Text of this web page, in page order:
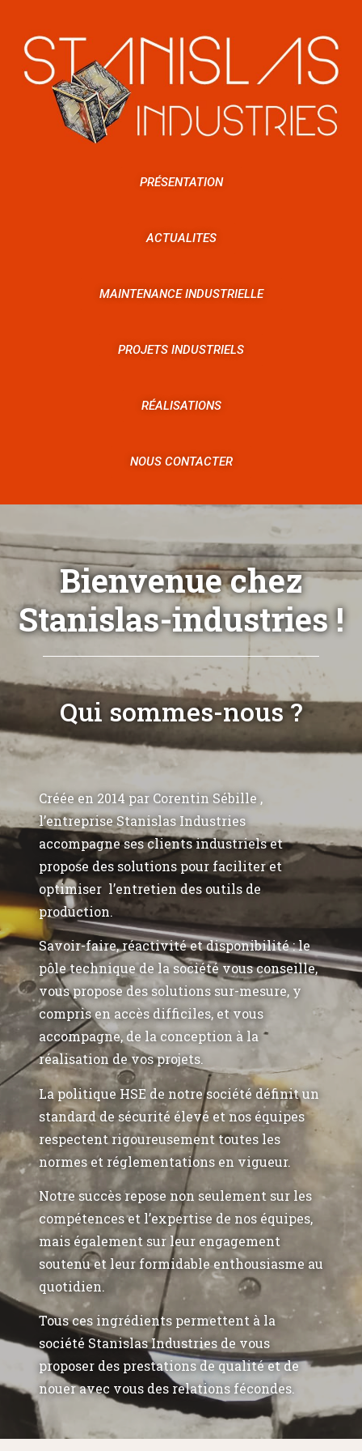
PRÉSENTATION
ACTUALITES
MAINTENANCE INDUSTRIELLE
PROJETS INDUSTRIELS
RÉALISATIONS
NOUS CONTACTER
Bienvenue chez
Stanislas-industries !
Qui sommes-nous ?
Créée en 2014 par Corentin Sébille ,
l’entreprise Stanislas Industries
accompagne ses clients industriels et
propose des solutions pour faciliter et
optimiser l’entretien des outils de
production.
Savoir-faire, réactivité et disponibilité : le
pôle technique de la société vous conseille,
vous propose des solutions sur-mesure, y
compris en accès difficiles, et vous
accompagne, de la conception à la
réalisation de vos projets.
La politique HSE de notre société définit un
standard de sécurité élevé et nos équipes
respectent rigoureusement toutes les
normes et réglementations en vigueur.
Notre succès repose non seulement sur les
compétences et l’expertise de nos équipes,
mais également sur leur engagement
soutenu et leur formidable enthousiasme au
quotidien.
Tous ces ingrédients permettent à la
société Stanislas Industries de vous
proposer des prestations de qualité et de
nouer avec vous des relations fécondes.